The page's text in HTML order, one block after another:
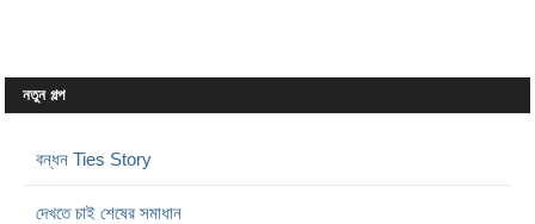
নতুন গল্প
বন্ধন Ties Story
দেখতে চাই শেষের সমাধান